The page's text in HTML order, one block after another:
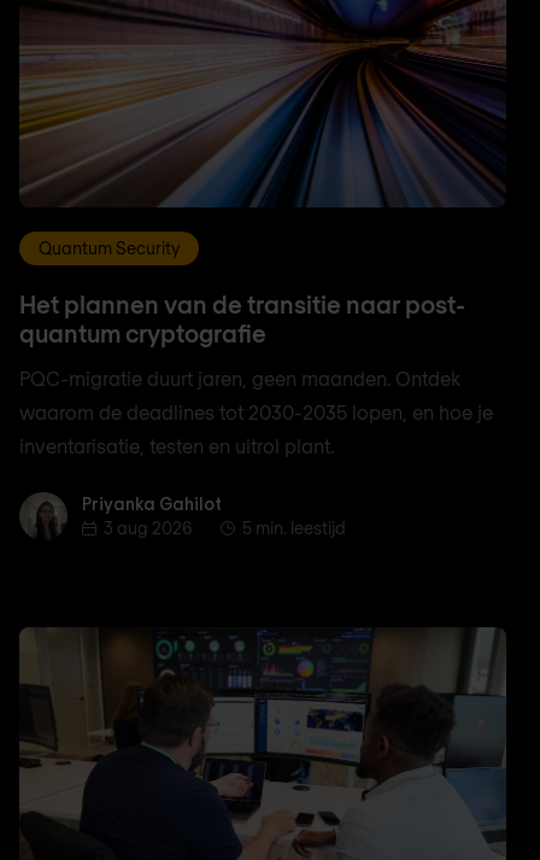
Quantum Security
Het plannen van de transitie naar post-
quantum cryptografie
PQC-migratie duurt jaren, geen maanden. Ontdek
waarom de deadlines tot 2030-2035 lopen, en hoe je
inventarisatie, testen en uitrol plant.
Priyanka Gahilot
Priyanka Gahilot
3 aug 2026
5 min. leestijd